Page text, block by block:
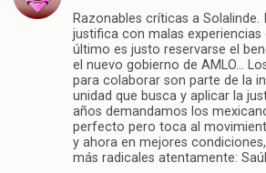
Razonables críticas a Solalinde.
justifica con malas experiencias
último es justo reservarse el
el nuevo gobierno de AMLO…
para colaborar son parte de la
unidad que busca y aplicar la
años demandamos los
perfecto pero toca al
y ahora en mejores
más radicales atentamente: